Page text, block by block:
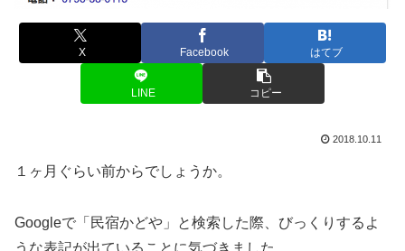
X Facebook はてブ
LINE コピー
2018.10.11
１ヶ月ぐらい前からでしょうか。
Googleで「民宿かどや」と検索した際、びっくりするよ
うな表記が出ていることに気づきました。